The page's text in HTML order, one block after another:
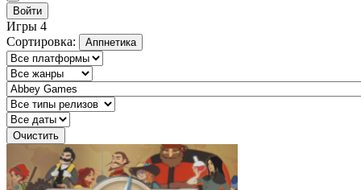
Войти
Игры 4
Сортировка:
Аппнетика
Очистить